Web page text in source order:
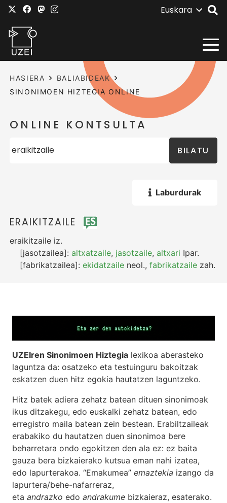
Euskara
HASIERA
BALIABIDEAK
SINONIMOEN HIZTEGIA ONLINE
ONLINE KONTSULTA
BILATU
Laburdurak
ERAIKITZAILE
eraikitzaile iz.
[jasotzailea]:altxatzaile, jasotzaile,altxari Ipar.
[fabrikatzailea]:ekidatzaile neol.,fabrikatzaile zah.
UZEIren Sinonimoen Hiztegia lexikoa aberasteko
laguntza da: osatzeko eta testuinguru bakoitzak
eskatzen duen hitz egokia hautatzen laguntzeko.
Hitz batek adiera zehatz batean dituen sinonimoak
ikus ditzakegu, edo euskalki zehatz batean, edo
erregistro maila batean zein bestean. Erabiltzaileak
erabakiko du hautatzen duen sinonimoa bere
beharretara ondo egokitzen den ala ez: ez baita
gauza bera bizkaierako kutsua eman nahi izatea,
edo lapurterakoa. “Emakumea” emaztekia izango da
lapurtera/behe-nafarreraz,
eta andrazko edo andrakume bizkaieraz, esaterako.